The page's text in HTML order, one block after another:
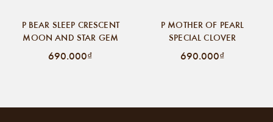
P BEAR SLEEP CRESCENT
MOON AND STAR GEM
690.000₫
P MOTHER OF PEARL
SPECIAL CLOVER
690.000₫